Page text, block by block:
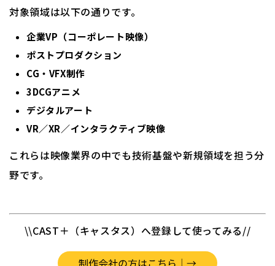
対象領域は以下の通りです。
企業VP（コーポレート映像）
ポストプロダクション
CG・VFX制作
3DCGアニメ
デジタルアート
VR／XR／インタラクティブ映像
これらは映像業界の中でも技術基盤や新規領域を担う分
野です。
\\CAST＋（キャスタス）へ登録して使ってみる//